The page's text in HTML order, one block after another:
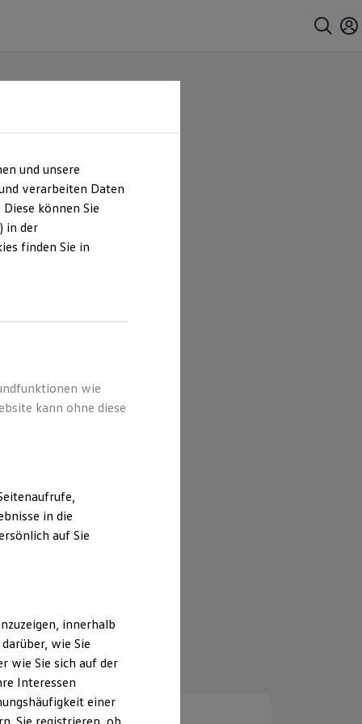
und unsere
verarbeiten Daten
können Sie
in der
finden Sie in
wie
kann ohne diese
in die
auf Sie
innerhalb
wie Sie
wie Sie sich auf der
Interessen
einer
Sie registrieren, ob